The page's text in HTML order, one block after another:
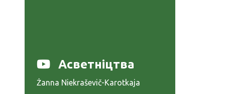
Асветніцтва
Żanna Niekraševič-Karotkaja